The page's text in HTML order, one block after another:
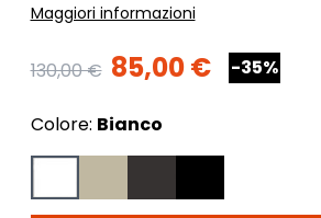
Maggiori informazioni
130,00 € 85,00 € -35%
Colore: Bianco